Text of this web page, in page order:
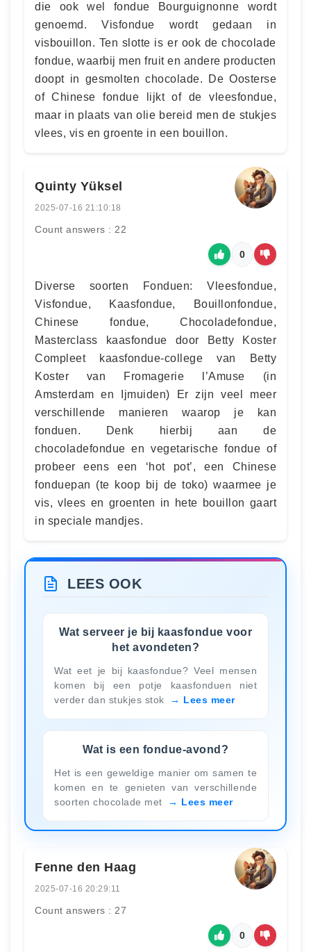
die ook wel fondue Bourguignonne wordt
genoemd. Visfondue wordt gedaan in
visbouillon. Ten slotte is er ook de chocolade
fondue, waarbij men fruit en andere producten
doopt in gesmolten chocolade. De Oosterse
of Chinese fondue lijkt of de vleesfondue,
maar in plaats van olie bereid men de stukjes
vlees, vis en groente in een bouillon.
Quinty Yüksel
2025-07-16 21:10:18
Count answers : 22
0
Diverse soorten Fonduen: Vleesfondue,
Visfondue, Kaasfondue, Bouillonfondue,
Chinese fondue, Chocoladefondue,
Masterclass kaasfondue door Betty Koster
Compleet kaasfondue-college van Betty
Koster van Fromagerie l’Amuse (in
Amsterdam en Ijmuiden) Er zijn veel meer
verschillende manieren waarop je kan
fonduen. Denk hierbij aan de
chocoladefondue en vegetarische fondue of
probeer eens een ‘hot pot’, een Chinese
fonduepan (te koop bij de toko) waarmee je
vis, vlees en groenten in hete bouillon gaart
in speciale mandjes.
LEES OOK
Wat serveer je bij kaasfondue voor
het avondeten?
Wat eet je bij kaasfondue? Veel mensen
komen bij een potje kaasfonduen niet
verder dan stukjes stok
Lees meer
Wat is een fondue-avond?
Het is een geweldige manier om samen te
komen en te genieten van verschillende
soorten chocolade met
Lees meer
Fenne den Haag
2025-07-16 20:29:11
Count answers : 27
0